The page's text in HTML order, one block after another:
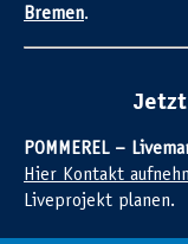
Bremen.
POMMEREL –
Hier Kontakt
Liveprojekt planen.